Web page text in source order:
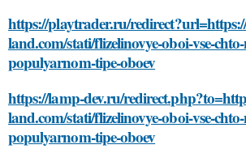
https://playtrader.ru/
land.com/stati/flizelinovye-oboi-vse-
populyarnom-tipe-oboev
https://lamp-dev.ru/
land.com/stati/flizelinovye-oboi-vse-
populyarnom-tipe-oboev